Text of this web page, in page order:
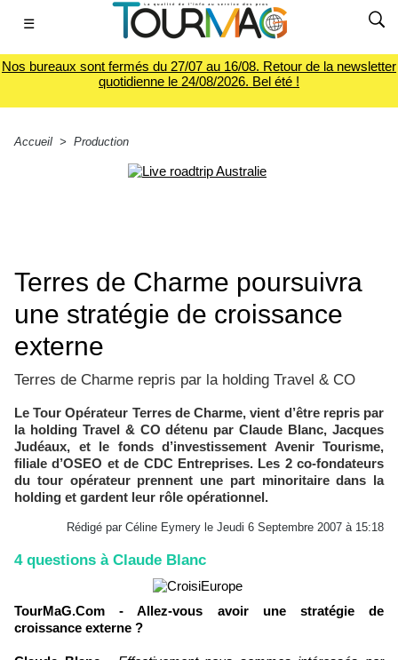
☰
Nos bureaux sont fermés du 27/07 au 16/08. Retour de la newsletter
quotidienne le 24/08/2026. Bel été !
Accueil > Production
Terres de Charme poursuivra
une stratégie de croissance
externe
Terres de Charme repris par la holding Travel & CO
Le Tour Opérateur Terres de Charme, vient d’être repris par
la holding Travel & CO détenu par Claude Blanc, Jacques
Judéaux, et le fonds d’investissement Avenir Tourisme,
filiale d’OSEO et de CDC Entreprises. Les 2 co-fondateurs
du tour opérateur prennent une part minoritaire dans la
holding et gardent leur rôle opérationnel.
Rédigé par Céline Eymery le Jeudi 6 Septembre 2007 à 15:18
4 questions à Claude Blanc
TourMaG.Com - Allez-vous avoir une stratégie de
croissance externe ?